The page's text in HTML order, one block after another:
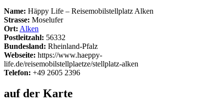
Name: Häppy Life – Reisemobilstellplatz Alken
Strasse: Moselufer
Ort: Alken
Postleitzahl: 56332
Bundesland: Rheinland-Pfalz
Webseite: https://www.haeppy-
life.de/reisemobilstellplaetze/stellplatz-alken
Telefon: +49 2605 2396
auf der Karte